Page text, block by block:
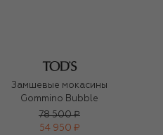
Замшевые мокасины
Gommino Bubble
78 500 ₽
54 950 ₽